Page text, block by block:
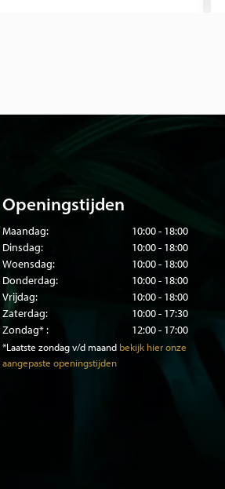
Openingstijden
Maandag:
10:00 - 18:00
Dinsdag:
10:00 - 18:00
Woensdag:
10:00 - 18:00
Donderdag:
10:00 - 18:00
Vrijdag:
10:00 - 18:00
Zaterdag:
10:00 - 17:30
Zondag* :
12:00 - 17:00
*Laatste zondag v/d maand bekijk hier onze
aangepaste openingstijden